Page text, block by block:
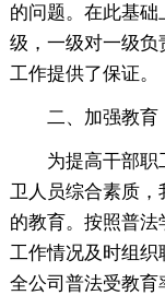
的问题。在此基
级，一级对一级负
工作提供了保证。
二、加强教育
为提高干部
卫人员综合素质
的教育。按照普
工作情况及时组织
全公司普法受教育